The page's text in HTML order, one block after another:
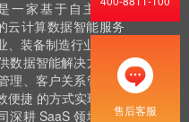
一家基于自主研发
云计算数据智能服务
装备制造行业 和泛
数据智能解决方案，
理、客户关系管理等
捷 的方式实现数字
深耕 SaaS 领域十余售后客服